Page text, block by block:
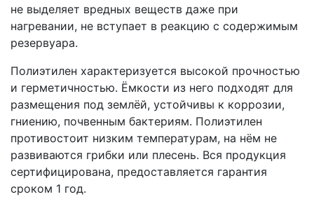
не выделяет вредных веществ даже при
нагревании, не вступает в реакцию с содержимым
резервуара.
Полиэтилен характеризуется высокой прочностью
и герметичностью. Ёмкости из него подходят для
размещения под землёй, устойчивы к коррозии,
гниению, почвенным бактериям. Полиэтилен
противостоит низким температурам, на нём не
развиваются грибки или плесень. Вся продукция
сертифицирована, предоставляется гарантия
сроком 1 год.